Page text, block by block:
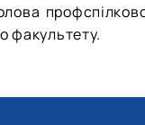
факультету.